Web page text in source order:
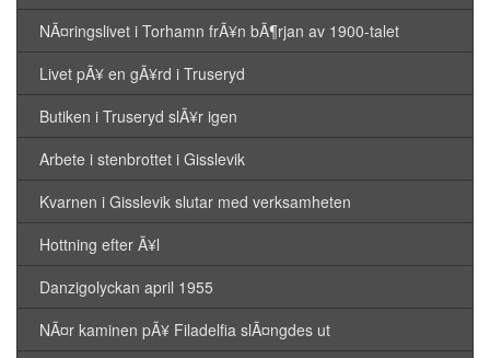
NÃ¤ringslivet i Torhamn frÃ¥n bÃ¶rjan av 1900-talet
Livet pÃ¥ en gÃ¥rd i Truseryd
Butiken i Truseryd slÃ¥r igen
Arbete i stenbrottet i Gisslevik
Kvarnen i Gisslevik slutar med verksamheten
Hottning efter Ã¥l
Danzigolyckan april 1955
NÃ¤r kaminen pÃ¥ Filadelfia slÃ¤ngdes ut